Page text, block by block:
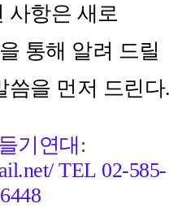
사항은 새로
통해 알려 드릴
씀을 먼저 드린다.
기연대:
TEL 02-585-